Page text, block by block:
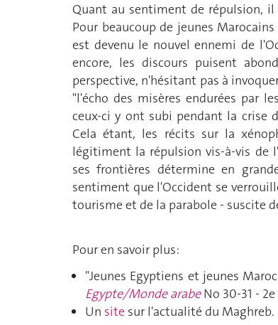
Quant au sentiment de répulsion,
Pour beaucoup de jeunes
est devenu le nouvel ennemi de
encore, les discours puisent
perspective, n'hésitant pas à
"l'écho des misères endurées par
ceux-ci y ont subi pendant la crise
Cela étant, les récits sur la
légitiment la répulsion vis-à-vis de
ses frontières détermine en
sentiment que l'Occident se
tourisme et de la parabole - suscite
Pour en savoir plus:
"Jeunes Egyptiens et jeunes
Egypte/Monde arabeNo 30-31 -
Un site sur l'actualité du Maghreb.